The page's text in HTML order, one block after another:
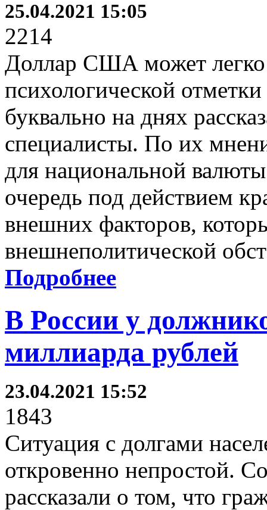
25.04.2021 15:05
2214
Доллар США может легко
психологической
буквально на днях
специалисты. По их
для национальной
очередь под действием
внешних факторов,
внешнеполитической
Подробнее
В России у
миллиарда рублей
23.04.2021 15:52
1843
Ситуация с долгами
откровенно непростой.
рассказали о том, что